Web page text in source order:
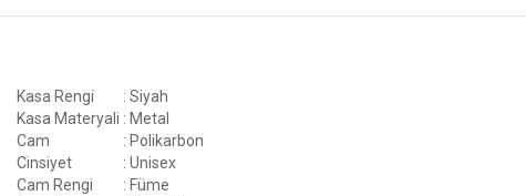
Kasa Rengi
: Siyah
Kasa Materyali : Metal
Cam
: Polikarbon
Cinsiyet
: Unisex
Cam Rengi
: Füme